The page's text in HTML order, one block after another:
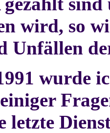
wird, so
Unfällen
wurde
letzte